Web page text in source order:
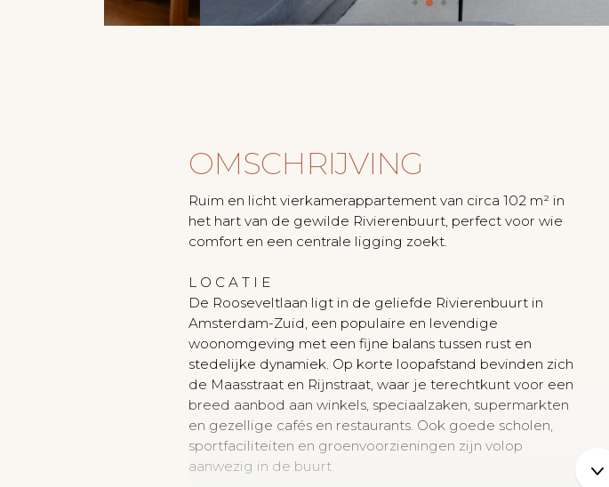
OMSCHRIJVING
Ruim en licht vierkamerappartement van circa 102 m² in
het hart van de gewilde Rivierenbuurt, perfect voor wie
comfort en een centrale ligging zoekt.
L O C A T I E
De Rooseveltlaan ligt in de geliefde Rivierenbuurt in
Amsterdam-Zuid, een populaire en levendige
woonomgeving met een fijne balans tussen rust en
stedelijke dynamiek. Op korte loopafstand bevinden zich
de Maasstraat en Rijnstraat, waar je terechtkunt voor een
breed aanbod aan winkels, speciaalzaken, supermarkten
en gezellige cafés en restaurants. Ook goede scholen,
sportfaciliteiten en groenvoorzieningen zijn volop
aanwezig in de buurt.